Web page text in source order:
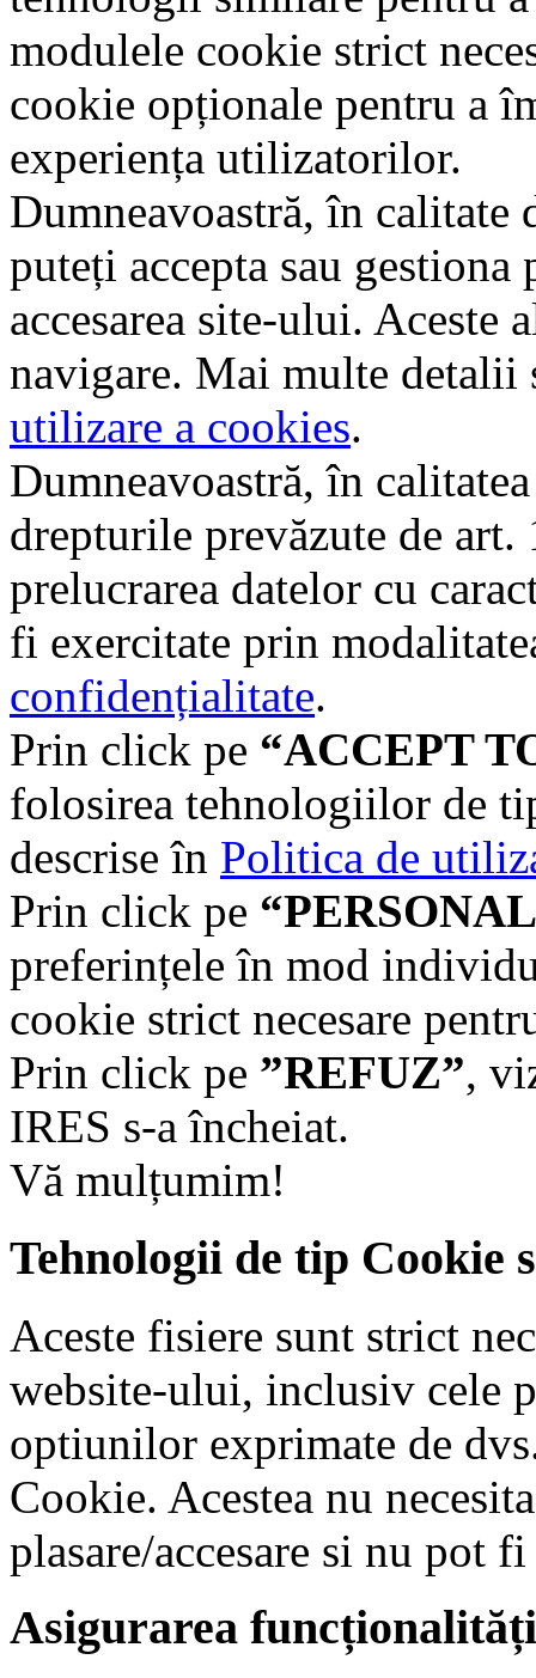
modulele cookie strict
cookie opționale pentru a
experiența utilizatorilor.
Dumneavoastră, în calitate
puteți accepta sau
accesarea site-ului. Aceste
navigare. Mai multe
utilizare a cookies.
Dumneavoastră, în
drepturile prevăzute de
prelucrarea datelor cu
fi exercitate prin
confidențialitate.
Prin click pe “ACCEPT
folosirea tehnologiilor de
descrise în Politica de
Prin click pe
preferințele în mod
cookie strict necesare
Prin click pe ”REFUZ”,
IRES s-a încheiat.
Vă mulțumim!
Tehnologii de tip Cookie
Aceste fisiere sunt strict
website-ului, inclusiv cele
optiunilor exprimate de
Cookie. Acestea nu
plasare/accesare si nu pot
Asigurarea